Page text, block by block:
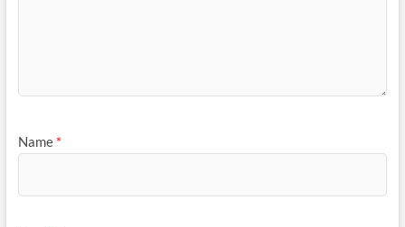
Name *